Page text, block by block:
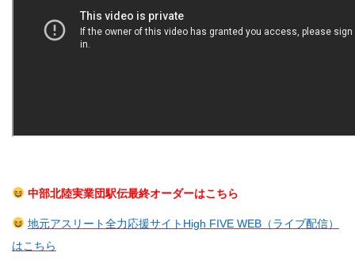
中部北陸実業団駅伝最終オーダーはこちら
地元アスリート全力応援サイトHigh FIVE WEB（ライブ配信）
はこちら